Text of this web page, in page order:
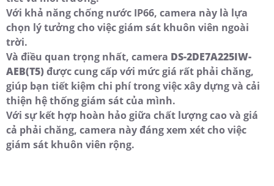
Với khả năng chống nước IP66, camera này là lựa
chọn lý tưởng cho việc giám sát khuôn viên ngoài
trời.
Và điều quan trọng nhất, camera DS-2DE7A225IW-
AEB(T5) được cung cấp với mức giá rất phải chăng,
giúp bạn tiết kiệm chi phí trong việc xây dựng và cải
thiện hệ thống giám sát của mình.
Với sự kết hợp hoàn hảo giữa chất lượng cao và giá
cả phải chăng, camera này đáng xem xét cho việc
giám sát khuôn viên rộng.